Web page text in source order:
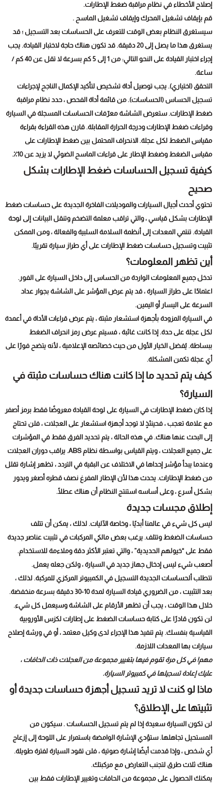
إصلاح الأخطاء في نظام مراقبة ضغط الإطارات.
قم بإيقاف تشغيل المحرك وإيقاف تشغيل الماسح .
سيستغرق النظام بعض الوقت للتعرف على الحساسات بعد التسجيل ؛ قد
يستغرق هذا ما يصل إلى 20 دقيقة. قد تكون هناك حاجة لاختبار القيادة. يجب
إجراء اختبار القيادة على النحو التالي: من 1 إلى 5 كم بسرعة لا تقل عن 40 كم /
ساعة.
التحقق (اختياري). يجب توصيل أداة تشخيص لتأكيد الإكمال الناجح لإجراءات
تسجيل الحساس (الحساسات). من قائمة أداة الفحص ، حدد نظام مراقبة
ضغط الإطارات. ستعرض الشاشة معرّفات الحساسات المسجلة في السيارة
وقراءات ضغط الإطارات ودرجة الحرارة المقابلة. قارن هذه القراءة بقراءة
مقياس الضغط لكل عجلة. الانحراف المحتمل بين ضغط الإطارات على
مقياس الضغط وضغط الإطار على قراءات الماسح الضوئي لا يزيد عن 10٪.
كيفية تسجيل الحساسات ضغط الإطارات بشكل
صحيح
تحتوي أحدث أجيال السيارات والموديلات الفاخرة الجديدة على حساسات ضغط
الإطارات بشكل قياسي ، والتي تراقب معلمة التضخم وتنقل البيانات إلى لوحة
القيادة. تنتمي المعدات إلى أنظمة السلامة السلبية والفعالة ، ومن الممكن
تثبيت وتسجيل حساسات ضغط الإطارات على أي طراز سيارة تقريبًا.
أين تظهر المعلومات؟
تدخل جميع المعلومات الواردة من الحساس إلى داخل السيارة على الفور.
اعتمادًا على طراز السيارة ، قد يتم عرض المؤشر على الشاشة بجوار عداد
السرعة على اليسار أو اليمين.
في السيارة المزودة بأجهزة استشعار مثبتة ، يتم عرض قراءات الأداة في أعمدة
لكل عجلة على حدة. إذا كانت غائبة ، فسيتم عرض رمز انحراف الضغط
ببساطة. يُفضل الخيار الأول من حيث خصائصه الإعلامية ، لأنه يتضح فورًا على
أي عجلة تكمن المشكلة.
كيف يتم تحديد ما إذا كانت هناك حساسات مثبتة في
السيارة؟
إذا كان ضغط الإطارات في السيارة على لوحة القيادة معروضًا فقط برمز أصفر
مع علامة تعجب ، فحينئذٍ لا توجد أجهزة استشعار على العجلات ، فلن تحتاج
إلى البحث عنها هناك. في هذه الحالة ، يتم تحديد الفرق فقط في المؤشرات
على جميع العجلات ، ويتم القياس بواسطة نظام ABS. يراقب دوران العجلات
وعندما يبدأ مؤشر إحداها في الاختلاف عن البقية في التردد ، تظهر إشارة تقلل
من ضغط الإطارات. يحدث هذا لأن الإطار المفرغ نصف قطره أصغر ويدور
بشكل أسرع ، وعلى أساسه استنتج النظام أن هناك عطلًا.
إطلاق مجسات جديدة
ليس كل شيء في عالمنا أبديًا ، وخاصة الآليات. لذلك ، يمكن أن تتلف
حساسات الضغط وتتلف. يرغب بعض مالكي المركبات في تثبيت عناصر جديدة
فقط على “خيولهم الحديدية” ، والتي تعتبر الأكثر دقة وملاءمة للاستخدام.
أصعب شيء ليس إدخال جهاز جديد في السيارة ، ولكن جعله يعمل.
تتطلب ألحساسات الجديدة التسجيل في الكمبيوتر المركزي للمركبة. لذلك ،
بعد التثبيت ، من الضروري قيادة السيارة لمدة 10-30 دقيقة بسرعة منخفضة.
خلال هذا الوقت ، يجب أن تظهر الأرقام على الشاشة وسيعمل كل شيء.
لن تكون قادرًا على كتابة حساسات الضغط على إطارات لكزس الأوروبية
القياسية بنفسك. يتم تنفيذ هذا الإجراء لدى وكيل معتمد ، أو في ورشة إصلاح
سيارات بها المعدات اللازمة.
مهم! في كل مرة تقوم فيها بتغيير مجموعة من العجلات ذات الحافات ،
عليك إعادة تسجيلها في كمبيوتر السيارة.
ماذا لو كنت لا تريد تسجيل أجهزة حساسات جديدة أو
تثبيتها على الإطلاق؟
لن تكون السيارة سعيدة إذا لم يتم تسجيل الحساسات . سيكون من
المستحيل تجاهلها. ستؤدي الإشارة الوامضة باستمرار على اللوحة إلى إزعاج
أي شخص ، وإذا قدمت أيضًا إشارة صوتية ، فلن تقود السيارة لفترة طويلة.
هناك ثلاث طرق لتجنب التعارض مع مركبتك.
يمكنك الحصول على مجموعة من الحافات وتغيير الإطارات فقط بين